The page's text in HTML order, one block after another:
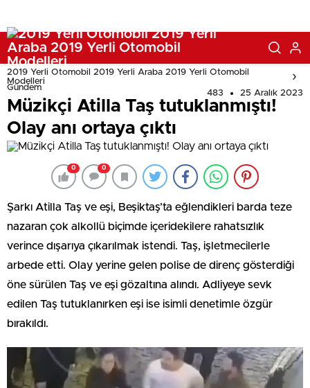
2019 Yerli Otomobil 2019 Yerli Araba 2019 Yerli Otomobil
Modelleri
Gündem
483 25 Aralık 2023
Müzikçi Atilla Taş tutuklanmıştı!
Olay anı ortaya çıktı
0 0
Şarkı Atilla Taş ve eşi, Beşiktaş’ta eğlendikleri barda teze
nazaran çok alkollü biçimde içeridekilere rahatsızlık
verince dışarıya çıkarılmak istendi. Taş, işletmecilerle
arbede etti. Olay yerine gelen polise de direnç gösterdiği
öne sürülen Taş ve eşi gözaltına alındı. Adliyeye sevk
edilen Taş tutuklanırken eşi ise isimli denetimle özgür
bırakıldı.